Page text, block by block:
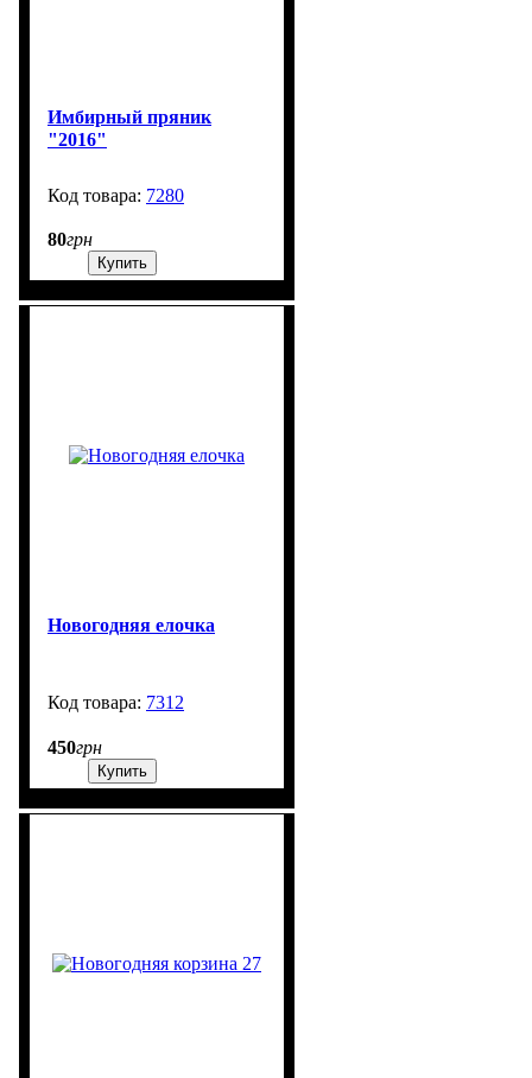
Имбирный пряник
"2016"
7280
80грн
Купить
Новогодняя елочка
7312
450грн
Купить